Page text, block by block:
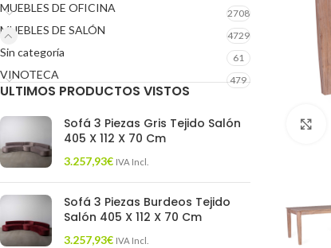
MUEBLES DE OFICINA 2708
MUEBLES DE SALÓN 4729
Sin categoría 61
VINOTECA 479
ULTIMOS PRODUCTOS VISTOS
Sofá 3 Piezas Gris Tejido Salón
405 X 112 X 70 Cm
3.257,93€ IVA Incl.
Sofá 3 Piezas Burdeos Tejido
Salón 405 X 112 X 70 Cm
3.257,93€ IVA Incl.